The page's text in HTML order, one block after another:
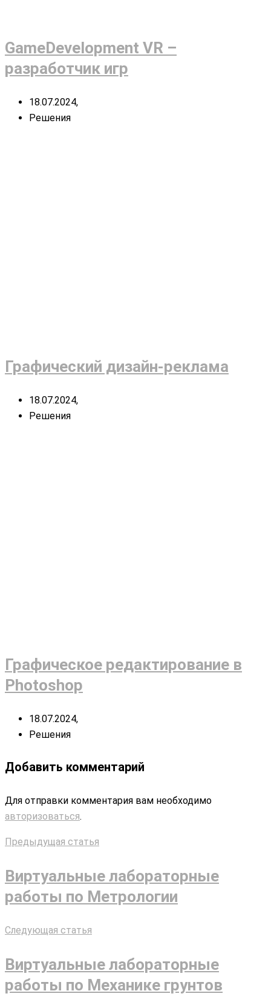
GameDevelopment VR –
разработчик игр
18.07.2024,
Решения
Графический дизайн-реклама
18.07.2024,
Решения
Графическое редактирование в
Photoshop
18.07.2024,
Решения
Добавить комментарий
Для отправки комментария вам необходимо
авторизоваться.
Предыдущая статья
Виртуальные лабораторные
работы по Метрологии
Следующая статья
Виртуальные лабораторные
работы по Механике грунтов